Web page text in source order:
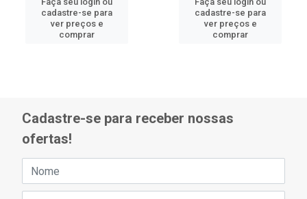
cadastre-se para
ver preços e
comprar
cadastre-se para
ver preços e
comprar
Cadastre-se para receber nossas
ofertas!